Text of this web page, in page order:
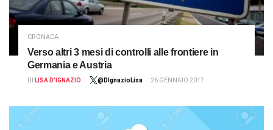
CRONACA
Verso altri 3 mesi di controlli alle frontiere in
Germania e Austria
DI LISA D'IGNAZIO @DIgnazioLisa 26 GENNAIO 2017